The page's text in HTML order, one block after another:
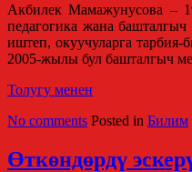
Акбилек Мамажунусова –
педагогика жана
иштеп, окуучуларга
2005-жылы бул башталгыч
Толугу менен
No comments Posted in Билим
Өткөндөрдү